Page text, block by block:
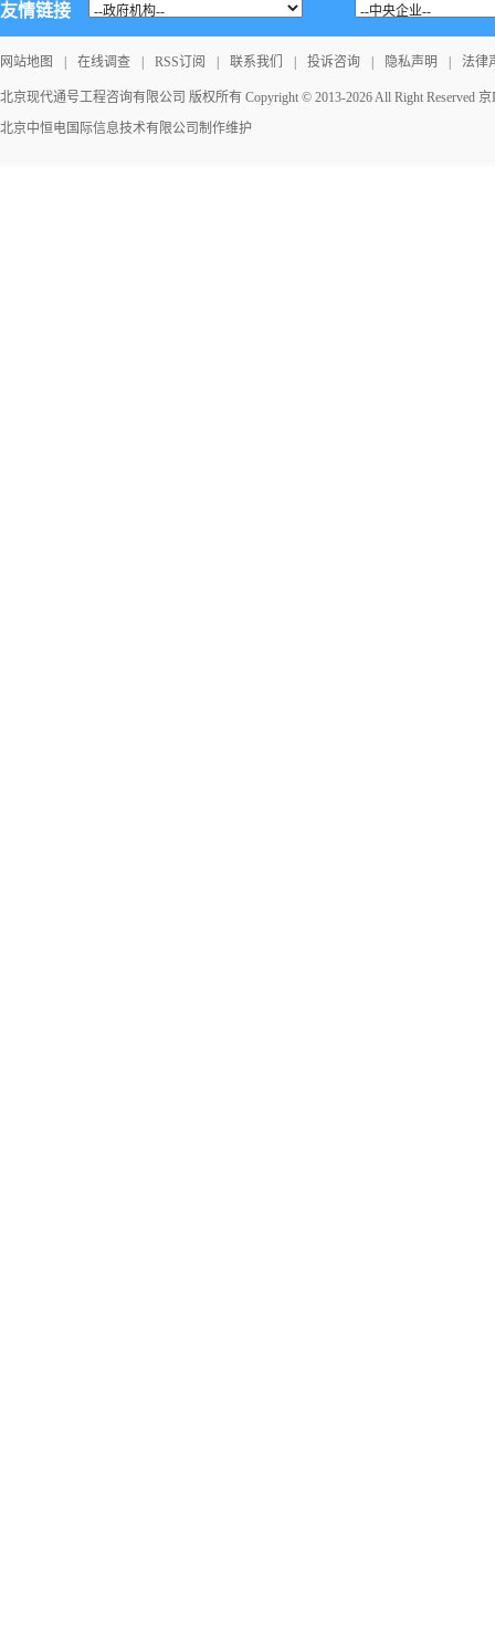
友情链接
网站地图 在线调查 RSS订阅 联系我们 投诉咨询 隐私声明 法律
北京现代通号工程咨询有限公司 版权所有 Copyright © 2013-2026 All Right Reserved 京
北京中恒电国际信息技术有限公司 制作维护